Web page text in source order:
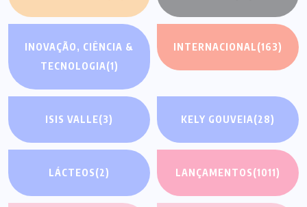
INOVAÇÃO, CIÊNCIA &
TECNOLOGIA(1)
INTERNACIONAL(163)
ISIS VALLE(3) KELY GOUVEIA(28)
LÁCTEOS(2) LANÇAMENTOS(1011)